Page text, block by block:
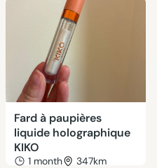
Fard à paupières
liquide holographique
KIKO
1 month 347km